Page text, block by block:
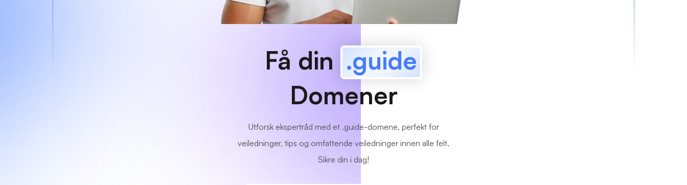
Få din .guide
Domener
Utforsk ekspertråd med et .guide-domene, perfekt for
veiledninger, tips og omfattende veiledninger innen alle felt.
Sikre din i dag!